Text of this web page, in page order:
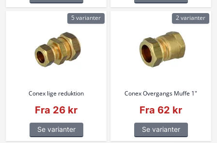
Conex lige reduktion
Fra 26 kr
Se varianter
5 varianter
Conex Overgangs Muffe 1"
Fra 62 kr
Se varianter
2 varianter